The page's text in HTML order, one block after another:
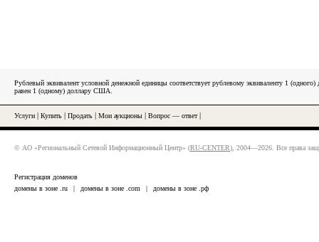
Рублевый эквивалент условной денежной единицы соответствует рублевому эквиваленту 1
равен 1 (одному) доллару США.
Услуги Купить Продать Мои аукционы Вопрос — ответ|
© АО «Региональный Сетевой Информационный Центр» (RU-CENTER), 2004—2026. Все права
Регистрация доменов
домены в зоне .ru
| домены в зоне .com | домены в зоне .рф